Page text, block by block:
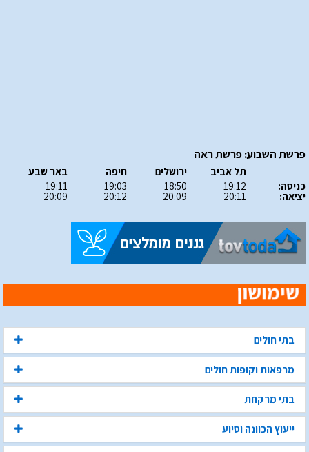
פרשת השבוע: פרשת ראה
כניסה:
יציאה:
תל אביב
19:12
20:11
ירושלים
18:50
20:09
חיפה
19:03
20:12
באר שבע
19:11
20:09
בתי חולים
מרפאות וקופות חולים
בתי מרקחת
ייעוץ הכוונה וסיוע